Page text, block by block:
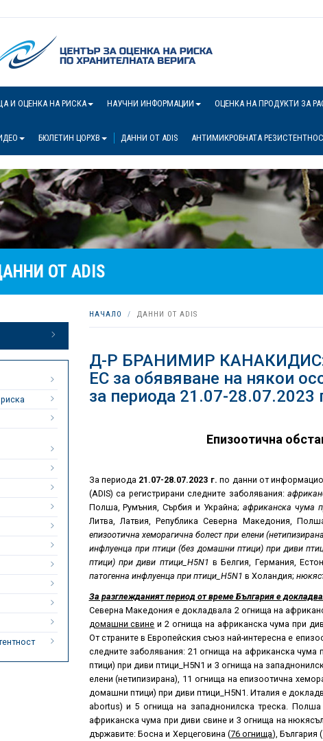
И ОЦЕНКА НА РИСКА НАУЧНИ ИНФОРМАЦИИ ОЦЕНКА НА ПРОДУКТИ ЗА
БЮЛЕТИН ЦОРХВ ДАННИ ОТ ADIS АНТИМИКРОБНАТА
ОТ ADIS
НАЧАЛО ДАННИ ОТ ADIS
Д-Р БРАНИМИР КАНАКИДИС:
ЕС за обявяване на някои
за периода 21.07-28.07.2023
Епизоотична
За периода 21.07-28.07.2023 г.по данни от
(ADIS) са регистрирани следните заболявания:
Полша, Румъния, Сърбия и Украйна;африканска чума
Литва, Латвия, Република Северна Македония,
епизоотична хеморагична болест при елени
инфлуенца при птици (без домашни птици) при диви
птици) при диви птици_ H5N1 в Белгия, Германия,
патогенна инфлуенца при птици_ H5N1 в Холандия;
За разглежданият период от време България е
Северна Македония е докладвала 2 огнища на
домашни свине и 2 огнища на африканска чума при
От страните в Европейския съюз най-интересна е
следните заболявания: 21 огнища на африканска
птици) при диви птици_H5N1 и 3 огнища на
елени (нетипизирана), 11 огнища на епизоотична
домашни птици) при диви птици_H5N1. Италия е
abortus) и 5 огнища на западнонилска треска.
африканска чума при диви свине и 3 огнища на
държавите: Босна и Херцеговина (76 огнища), България